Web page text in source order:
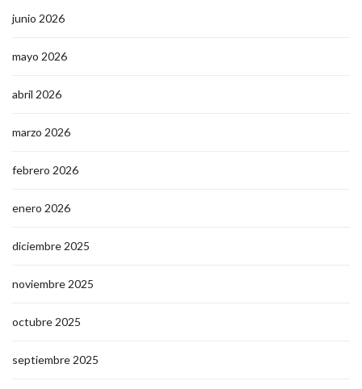
junio 2026
mayo 2026
abril 2026
marzo 2026
febrero 2026
enero 2026
diciembre 2025
noviembre 2025
octubre 2025
septiembre 2025